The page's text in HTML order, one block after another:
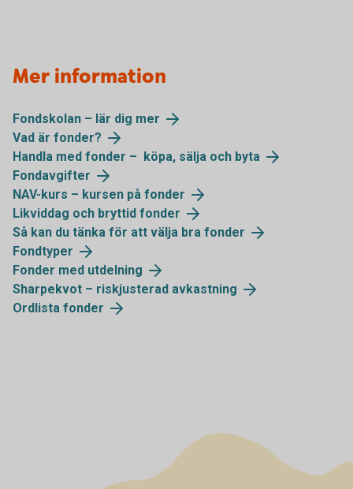
Mer information
Fondskolan – lär dig mer
Vad är fonder?
Handla med fonder – köpa, sälja och byta
Fondavgifter
NAV-kurs – kursen på fonder
Likviddag och bryttid fonder
Så kan du tänka för att välja bra fonder
Fondtyper
Fonder med utdelning
Sharpekvot – riskjusterad avkastning
Ordlista fonder